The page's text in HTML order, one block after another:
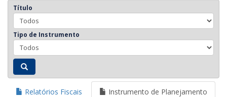
Título
Tipo de Instrumento
Relatórios Fiscais Instrumento de Planejamento